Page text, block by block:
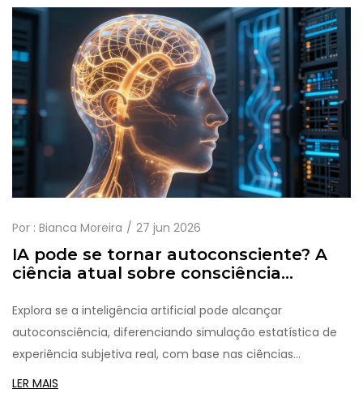
Por : Bianca Moreira 27 jun 2026
IA pode se tornar autoconsciente? A
ciência atual sobre consciência
Explora se a inteligência artificial pode alcançar
autoconsciência, diferenciando simulação estatística de
experiência subjetiva real, com base nas ciências
cognitivas atuais.
LER MAIS